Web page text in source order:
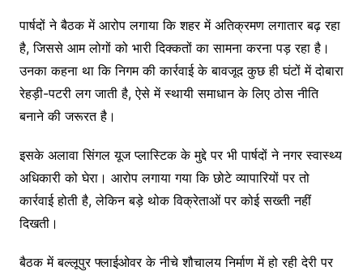
पार्षदों ने बैठक में आरोप लगाया कि शहर में अतिक्रमण लगातार बढ़ रहा
है, जिससे आम लोगों को भारी दिक्कतों का सामना करना पड़ रहा है।
उनका कहना था कि निगम की कार्रवाई के बावजूद कुछ ही घंटों में दोबारा
रेहड़ी-पटरी लग जाती है, ऐसे में स्थायी समाधान के लिए ठोस नीति
बनाने की जरूरत है।
इसके अलावा सिंगल यूज प्लास्टिक के मुद्दे पर भी पार्षदों ने नगर स्वास्थ्य
अधिकारी को घेरा। आरोप लगाया गया कि छोटे व्यापारियों पर तो
कार्रवाई होती है, लेकिन बड़े थोक विक्रेताओं पर कोई सख्ती नहीं
दिखती।
बैठक में बल्लूपुर फ्लाईओवर के नीचे शौचालय निर्माण में हो रही देरी पर